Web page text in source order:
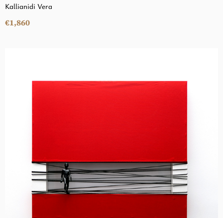
Kallianidi Vera
€1,860